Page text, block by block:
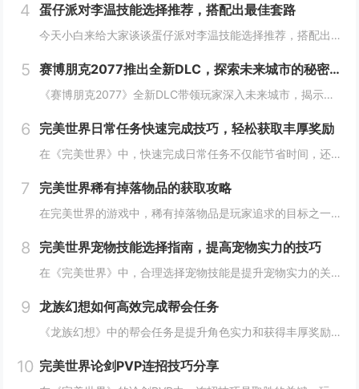
4 蛋仔派对李温技能选择推荐，搭配出最佳套路
今天小白来给大家谈谈蛋仔派对李温技能选择推荐，搭配出最佳套路，以及蛋仔派对攻略对应的知识点，希望对大家有所帮助，不要忘了收藏本站呢今天给各位分享蛋仔派对李温技能选择推荐，搭配出最佳套路的知识，其中也会对蛋仔派对攻略进行解释，如果能碰巧解决你...
5 赛博朋克2077推出全新DLC，探索未来城市的秘密和新任务
《赛博朋克2077》全新DLC带领玩家深入未来城市，揭示隐藏的秘密并开启一系列新任务。在这一扩展内容中，玩家将有机会探索更多未知区域，体验丰富多彩的剧情，与全新角色互动，进一步丰富游戏世界的沉浸感与可玩性。今天小白来给大家谈谈《赛博朋克20...
6 完美世界日常任务快速完成技巧，轻松获取丰厚奖励
在《完美世界》中，快速完成日常任务不仅能节省时间，还能确保玩家获得丰厚的奖励。合理规划任务路线，优先选择高经验值和金币奖励的任务。利用双倍经验时间进行任务，可以事半功倍。组队完成任务效率更高，特别是对于需要击败强大敌人的任务。不要忘记使用游...
7 完美世界稀有掉落物品的获取攻略
在完美世界的游戏中，稀有掉落物品是玩家追求的目标之一。这些物品通常只能通过特定的活动、副本或怪物获得，且掉落率极低。为了提高获取几率，玩家可以组队参与高难度副本，多次挑战以增加机会；参加限时活动，如节日庆典和特殊任务，这些活动往往会有额外奖...
8 完美世界宠物技能选择指南，提高宠物实力的技巧
在《完美世界》中，合理选择宠物技能是提升宠物实力的关键。优先考虑增强宠物基础属性的技能，如攻击、防御和生命值。根据宠物类型和定位，选择合适的主动或被动技能，如控制、辅助或输出技能。利用宠物技能书升级技能等级，以及通过宠物合成功能优化技能组合...
9 龙族幻想如何高效完成帮会任务
《龙族幻想》中的帮会任务是提升角色实力和获得丰厚奖励的重要途径。要高效完成帮会任务，首先需要合理安排时间，选择高效率的任务组合，如组队完成副本或集体参与帮会活动。利用好帮会资源，如经验药水、加速道具等，可以显著提高任务完成速度。积极与帮会成...
10 完美世界论剑PVP连招技巧分享